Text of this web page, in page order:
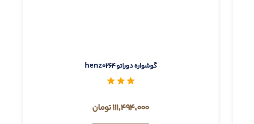
گوشواره دوراتو henz0264
111,494,000 تومان